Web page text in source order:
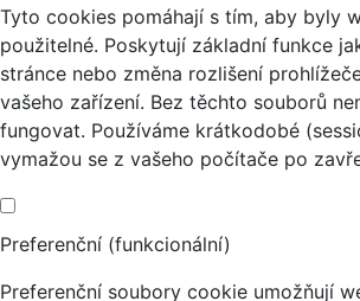
Tyto cookies pomáhají s tím, aby byly
použitelné. Poskytují základní funkce
stránce nebo změna rozlišení
vašeho zařízení. Bez těchto souborů
fungovat. Používáme krátkodobé
vymažou se z vašeho počítače po
Preferenční (funkcionální)
Preferenční soubory cookie umožňují